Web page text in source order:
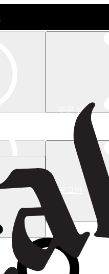
주문 상태
로그인